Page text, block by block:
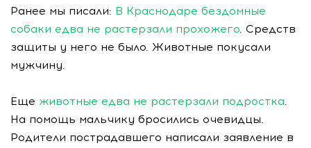
Ранее мы писали: В Краснодаре бездомные
собаки едва не растерзали прохожего. Средств
защиты у него не было. Животные покусали
мужчину.
Еще животные едва не растерзали подростка.
На помощь мальчику бросились очевидцы.
Родители пострадавшего написали заявление в